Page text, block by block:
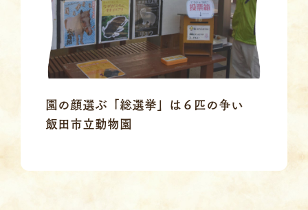
園の顔選ぶ「総選挙」は６匹の争い
飯田市立動物園